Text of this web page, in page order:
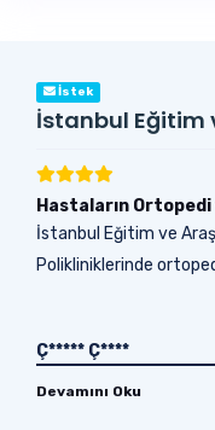
İstek
İstanbul Eğitim
Hastaların
İstanbul Eğitim ve
Polikliniklerinde
Ç***** Ç****
Devamını Oku